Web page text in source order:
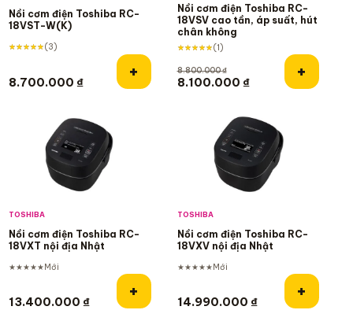
Nồi cơm điện Toshiba RC-
18VST-W(K)
★★★★★(3)
8.700.000 ₫ +
Thêm vào giỏ hàng
Nồi cơm điện Toshiba RC-
18VSV cao tần, áp suất, hút
chân không
★★★★★(1)
8.800.000₫
Giá gốc là: 8.800.000 ₫.
8.100.000 ₫Giá hiện tại là:
+
Thêm
TOSHIBA
Nồi cơm điện Toshiba RC-
18VXT nội địa Nhật
★★★★★Mới
13.400.000 ₫ +
Thêm vào giỏ hàng
TOSHIBA
Nồi cơm điện Toshiba RC-
18VXV nội địa Nhật
★★★★★Mới
14.990.000 ₫ +
Thêm